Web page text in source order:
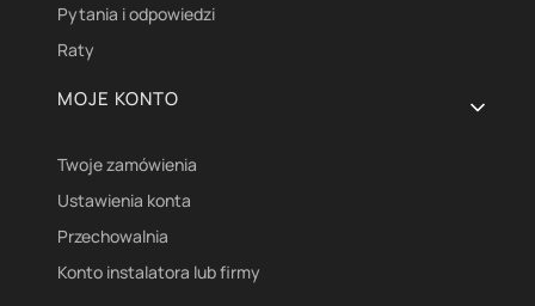
Pytania i odpowiedzi
Raty
MOJE KONTO
Twoje zamówienia
Ustawienia konta
Przechowalnia
Konto instalatora lub firmy